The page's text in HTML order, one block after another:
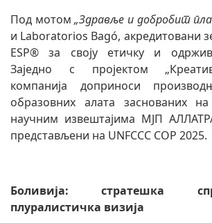
Под мотом„Здравље и добробит
и Laboratorios Bagó, акредитовани
ESP® за своју етичку и
Заједно с пројектом
компанија доприноси
образовних алата заснованих
научним извештајима МЈП
представљени на UNFCCC COP 2025.
Боливија: стратешка
плуралистичка визија